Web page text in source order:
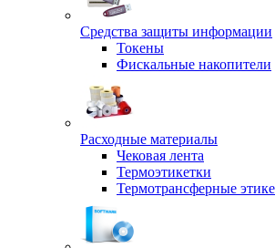
Средства защиты информации
Токены
Фискальные накопители
Расходные материалы
Чековая лента
Термоэтикетки
Термотрансферные